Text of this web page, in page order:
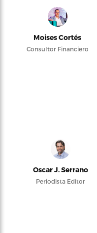
Moises Cortés
Consultor Financiero
Oscar J. Serrano
Periodista Editor